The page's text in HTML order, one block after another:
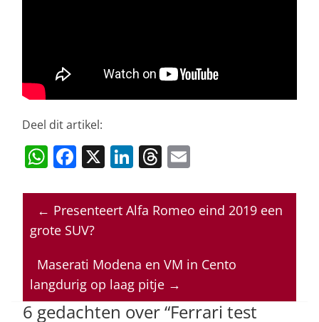
Deel dit artikel:
W
at
s
p
p
F
c
e
o
o
X Li
k
e
n
T
re
a
s
ai
l
← Presenteert Alfa Romeo eind 2019 een
grote SUV?
Maserati Modena en VM in Cento
langdurig op laag pitje →
6 gedachten over “Ferrari test